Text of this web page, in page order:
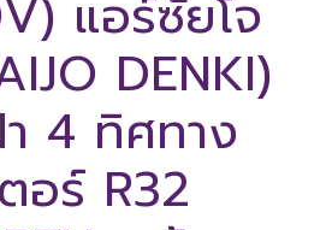
แอร์ซัยโจ
DENKI)
4 ทิศทาง
อร์ R32